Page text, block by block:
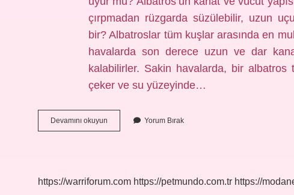
çırpmadan rüzgarda süzülebilir, uzun
bir? Albatroslar tüm kuşlar arasında en
havalarda son derece uzun ve dar
kalabilirler. Sakin havalarda, bir albatros
çeker ve su yüzeyinde…
Devamını okuyun Albatros
Kuşunun
Yorum Bırak
https://warriforum.com https://petmundo.com.tr https://